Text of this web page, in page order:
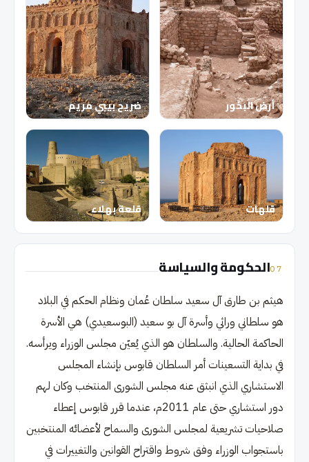
أرض البخور ضريح بيبي مريم
قلهات قلعة بهلاء
07الحكومة والسياسة
هيثم بن طارق آل سعيد سلطان عُمان ونظام الحكم في البلاد
هو سلطاني وراثي وأسرة آل بو سعيد (البوسعيدي) هي الأسرة
الحاكمة الحالية. والسلطان هو الذي يُعيّن مجلس الوزراء ويرأسه.
في بداية التسعينات أمر السلطان قابوس بإنشاء المجلس
الاستشاري الذي انبثق عنه مجلس الشورى المنتخب وكان لهم
دور استشاري حتى عام 2011م، عندما قرر قابوس إعطاء
صلاحيات تشريعية لمجلس الشورى والسماح لأعضائه المنتخبين
باستجواب الوزراء وفق شروط واقتراح القوانين والتغييرات في